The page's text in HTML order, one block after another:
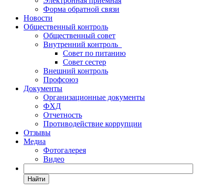
Форма обратной связи
Новости
Общественный контроль
Общественный совет
Внутренний контроль
Совет по питанию
Совет сестер
Внешний контроль
Профсоюз
Документы
Организационные документы
ФХД
Отчетность
Противодействие коррупции
Отзывы
Медиа
Фотогалерея
Видео
Найти